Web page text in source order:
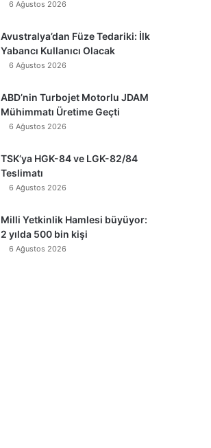
6 Ağustos 2026
Avustralya’dan Füze Tedariki: İlk
Yabancı Kullanıcı Olacak
6 Ağustos 2026
ABD’nin Turbojet Motorlu JDAM
Mühimmatı Üretime Geçti
6 Ağustos 2026
TSK’ya HGK-84 ve LGK-82/84
Teslimatı
6 Ağustos 2026
Milli Yetkinlik Hamlesi büyüyor:
2 yılda 500 bin kişi
6 Ağustos 2026